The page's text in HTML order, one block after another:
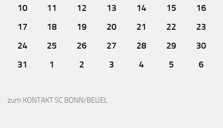
10
11 12 13 14 15
16
17
18 19 20 21 22
23
24
25 26 27 28 29
30
31
1 2 3 4 5 6
zum KONTAKT SC BONN/BEUEL